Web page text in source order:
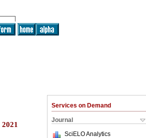
Services on Demand
Journal
SciELO Analytics